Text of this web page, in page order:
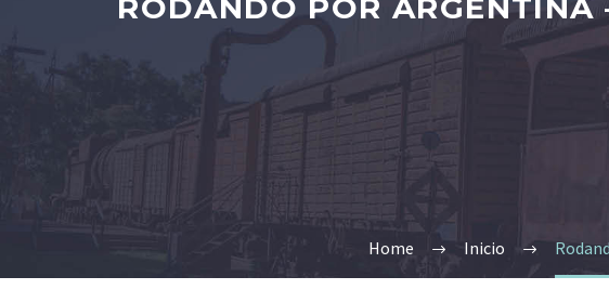
RODANDO POR ARGENTINA
Home Inicio